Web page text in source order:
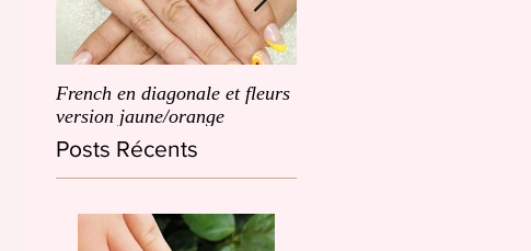
French en diagonale et fleurs
version jaune/orange
Posts Récents